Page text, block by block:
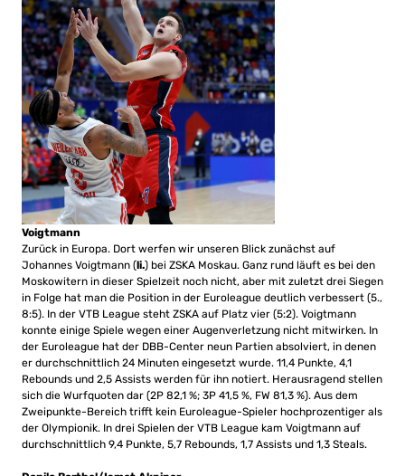
Voigtmann
Zurück in Europa. Dort werfen wir unseren Blick zunächst auf
Johannes Voigtmann (li.) bei ZSKA Moskau. Ganz rund läuft es bei den
Moskowitern in dieser Spielzeit noch nicht, aber mit zuletzt drei Siegen
in Folge hat man die Position in der Euroleague deutlich verbessert (5.,
8:5). In der VTB League steht ZSKA auf Platz vier (5:2). Voigtmann
konnte einige Spiele wegen einer Augenverletzung nicht mitwirken. In
der Euroleague hat der DBB-Center neun Partien absolviert, in denen
er durchschnittlich 24 Minuten eingesetzt wurde. 11,4 Punkte, 4,1
Rebounds und 2,5 Assists werden für ihn notiert. Herausragend stellen
sich die Wurfquoten dar (2P 82,1 %; 3P 41,5 %, FW 81,3 %). Aus dem
Zweipunkte-Bereich trifft kein Euroleague-Spieler hochprozentiger als
der Olympionik. In drei Spielen der VTB League kam Voigtmann auf
durchschnittlich 9,4 Punkte, 5,7 Rebounds, 1,7 Assists und 1,3 Steals.